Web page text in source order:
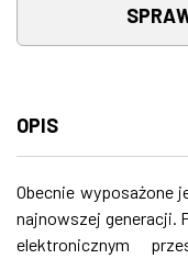
OPIS
Obecnie wyposażone
najnowszej generacji.
elektronicznym